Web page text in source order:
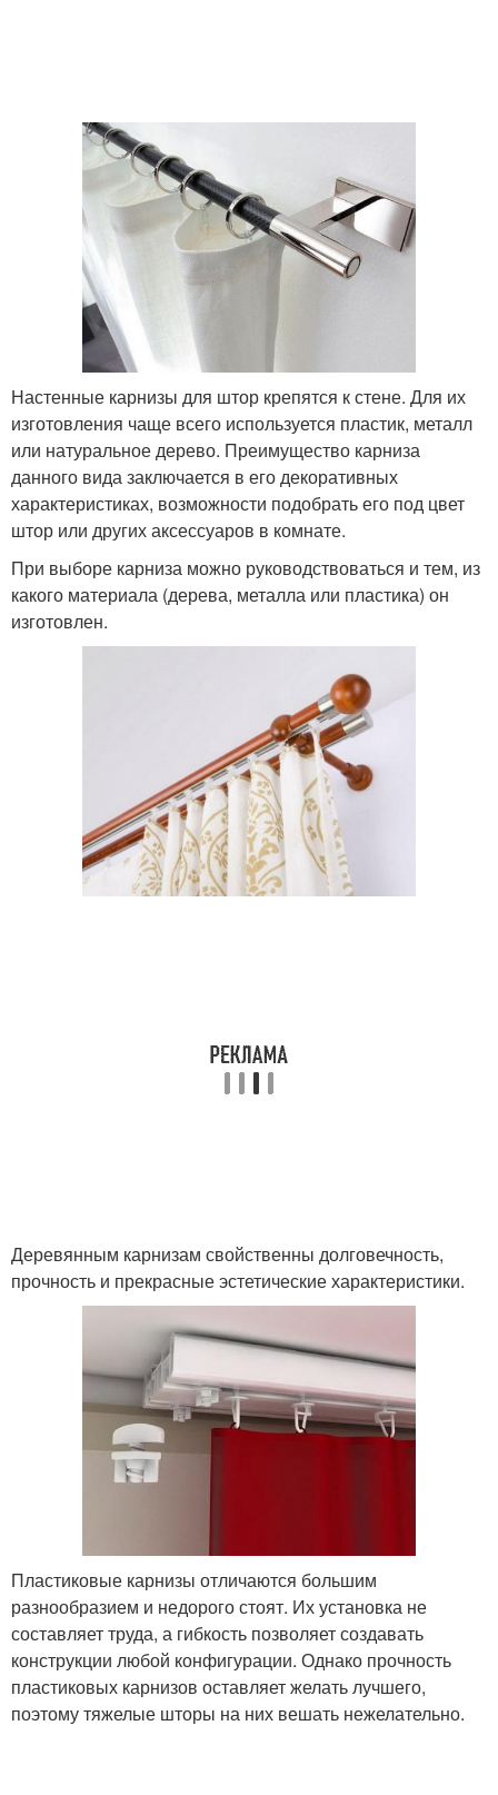
Настенные карнизы для штор крепятся к стене. Для их
изготовления чаще всего используется пластик, металл
или натуральное дерево. Преимущество карниза
данного вида заключается в его декоративных
характеристиках, возможности подобрать его под цвет
штор или других аксессуаров в комнате.
При выборе карниза можно руководствоваться и тем, из
какого материала (дерева, металла или пластика) он
изготовлен.
Деревянным карнизам свойственны долговечность,
прочность и прекрасные эстетические характеристики.
Пластиковые карнизы отличаются большим
разнообразием и недорого стоят. Их установка не
составляет труда, а гибкость позволяет создавать
конструкции любой конфигурации. Однако прочность
пластиковых карнизов оставляет желать лучшего,
поэтому тяжелые шторы на них вешать нежелательно.